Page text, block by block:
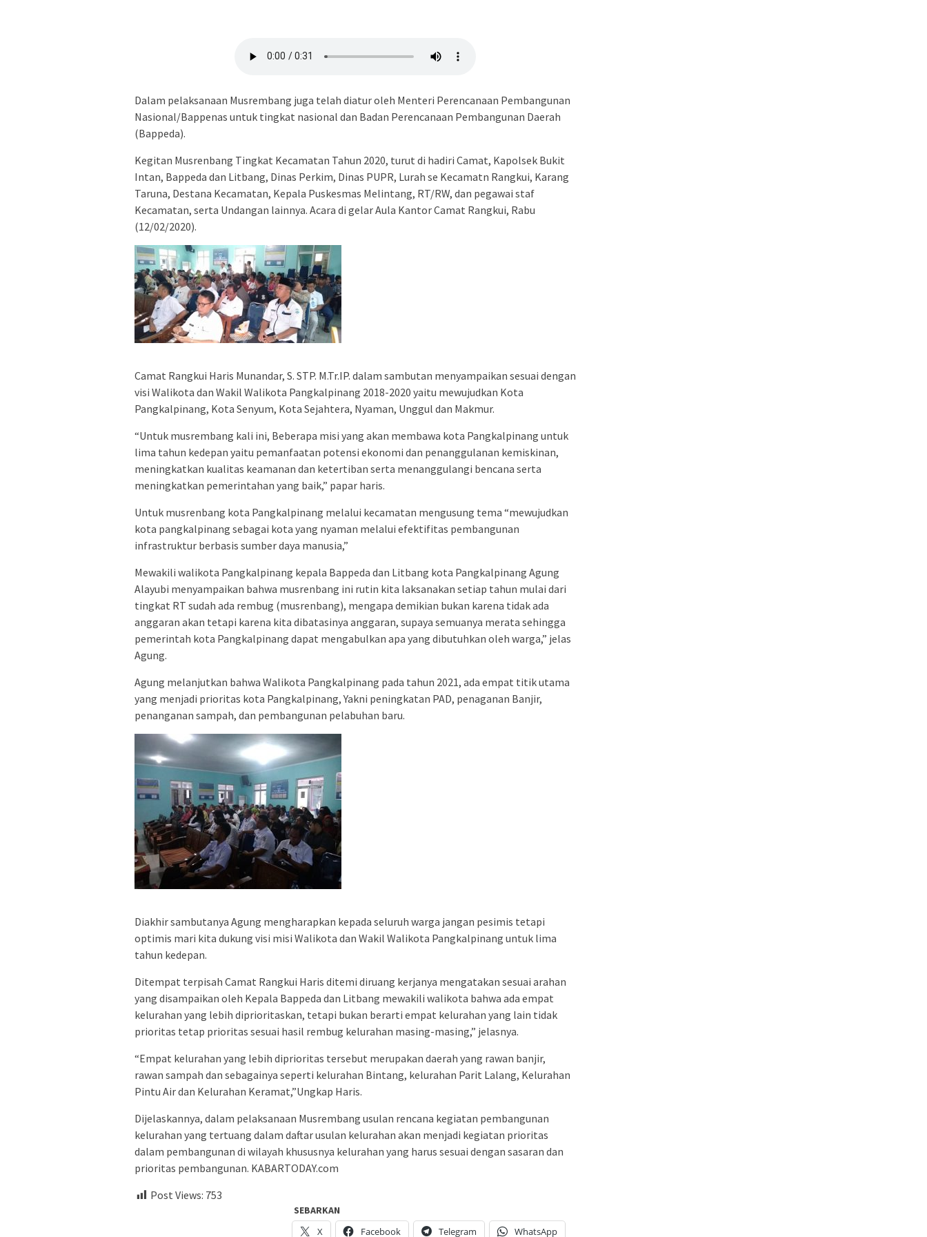
Dalam pelaksanaan Musrembang juga telah diatur oleh Menteri Perencanaan Pembangunan
Nasional/Bappenas untuk tingkat nasional dan Badan Perencanaan Pembangunan Daerah
(Bappeda).
Kegitan Musrenbang Tingkat Kecamatan Tahun 2020, turut di hadiri Camat, Kapolsek Bukit
Intan, Bappeda dan Litbang, Dinas Perkim, Dinas PUPR, Lurah se Kecamatn Rangkui, Karang
Taruna, Destana Kecamatan, Kepala Puskesmas Melintang, RT/RW, dan pegawai staf
Kecamatan, serta Undangan lainnya. Acara di gelar Aula Kantor Camat Rangkui, Rabu
(12/02/2020).
Camat Rangkui Haris Munandar, S. STP. M.Tr.IP. dalam sambutan menyampaikan sesuai dengan
visi Walikota dan Wakil Walikota Pangkalpinang 2018-2020 yaitu mewujudkan Kota
Pangkalpinang, Kota Senyum, Kota Sejahtera, Nyaman, Unggul dan Makmur.
“Untuk musrembang kali ini, Beberapa misi yang akan membawa kota Pangkalpinang untuk
lima tahun kedepan yaitu pemanfaatan potensi ekonomi dan penanggulanan kemiskinan,
meningkatkan kualitas keamanan dan ketertiban serta menanggulangi bencana serta
meningkatkan pemerintahan yang baik,” papar haris.
Untuk musrenbang kota Pangkalpinang melalui kecamatan mengusung tema “mewujudkan
kota pangkalpinang sebagai kota yang nyaman melalui efektifitas pembangunan
infrastruktur berbasis sumber daya manusia,”
Mewakili walikota Pangkalpinang kepala Bappeda dan Litbang kota Pangkalpinang Agung
Alayubi menyampaikan bahwa musrenbang ini rutin kita laksanakan setiap tahun mulai dari
tingkat RT sudah ada rembug (musrenbang), mengapa demikian bukan karena tidak ada
anggaran akan tetapi karena kita dibatasinya anggaran, supaya semuanya merata sehingga
pemerintah kota Pangkalpinang dapat mengabulkan apa yang dibutuhkan oleh warga,” jelas
Agung.
Agung melanjutkan bahwa Walikota Pangkalpinang pada tahun 2021, ada empat titik utama
yang menjadi prioritas kota Pangkalpinang, Yakni peningkatan PAD, penaganan Banjir,
penanganan sampah, dan pembangunan pelabuhan baru.
Diakhir sambutanya Agung mengharapkan kepada seluruh warga jangan pesimis tetapi
optimis mari kita dukung visi misi Walikota dan Wakil Walikota Pangkalpinang untuk lima
tahun kedepan.
Ditempat terpisah Camat Rangkui Haris ditemi diruang kerjanya mengatakan sesuai arahan
yang disampaikan oleh Kepala Bappeda dan Litbang mewakili walikota bahwa ada empat
kelurahan yang lebih diprioritaskan, tetapi bukan berarti empat kelurahan yang lain tidak
prioritas tetap prioritas sesuai hasil rembug kelurahan masing-masing,” jelasnya.
“Empat kelurahan yang lebih diprioritas tersebut merupakan daerah yang rawan banjir,
rawan sampah dan sebagainya seperti kelurahan Bintang, kelurahan Parit Lalang, Kelurahan
Pintu Air dan Kelurahan Keramat,”Ungkap Haris.
Dijelaskannya, dalam pelaksanaan Musrembang usulan rencana kegiatan pembangunan
kelurahan yang tertuang dalam daftar usulan kelurahan akan menjadi kegiatan prioritas
dalam pembangunan di wilayah khususnya kelurahan yang harus sesuai dengan sasaran dan
prioritas pembangunan. KABARTODAY.com
Post Views: 753
SEBARKAN
X
Facebook Telegram WhatsApp